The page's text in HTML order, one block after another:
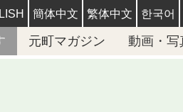
簡体中文 繁体中文 한국어
元町マガジン 動画・写